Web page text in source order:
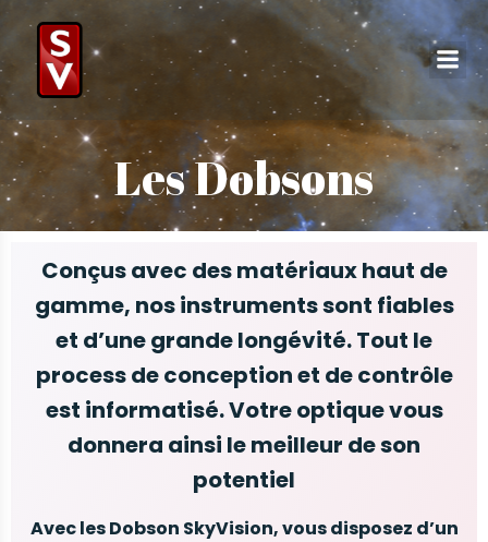
Les Dobsons
Conçus avec des matériaux haut de
gamme, nos instruments sont fiables
et d’une grande longévité. Tout le
process de conception et de contrôle
est informatisé. Votre optique vous
donnera ainsi le meilleur de son
potentiel
Avec les Dobson SkyVision, vous disposez d’un